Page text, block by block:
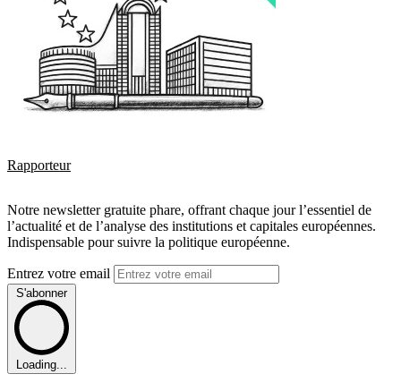
Rapporteur
Notre newsletter gratuite phare, offrant chaque jour l’essentiel de
l’actualité et de l’analyse des institutions et capitales européennes.
Indispensable pour suivre la politique européenne.
Entrez votre email
S'abonner
Loading...